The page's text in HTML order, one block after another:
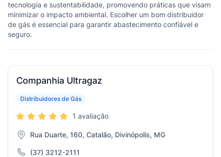
tecnologia e sustentabilidade, promovendo práticas que visam
minimizar o impacto ambiental. Escolher um bom distribuidor
de gás é essencial para garantir abastecimento confiável e
seguro.
Companhia Ultragaz
Distribuidores de Gás
1 avaliação
Rua Duarte, 160, Catalão, Divinópolis, MG
(37) 3212-2111